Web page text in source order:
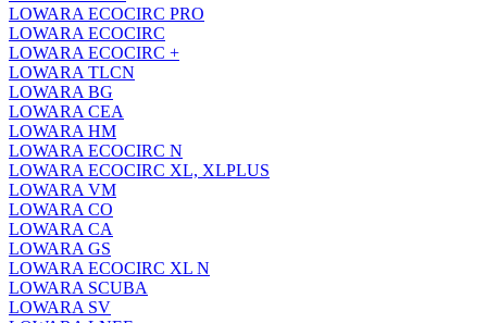
LOWARA ECOCIRC PRO
LOWARA ECOCIRC
LOWARA ECOCIRC +
LOWARA TLCN
LOWARA BG
LOWARA CEA
LOWARA HM
LOWARA ECOCIRC N
LOWARA ECOCIRC XL, XLPLUS
LOWARA VM
LOWARA CO
LOWARA CA
LOWARA GS
LOWARA ECOCIRC XL N
LOWARA SCUBA
LOWARA SV